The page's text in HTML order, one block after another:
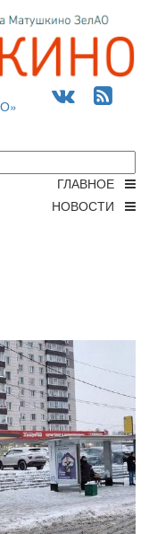
ГЛАВНОЕ
НОВОСТИ